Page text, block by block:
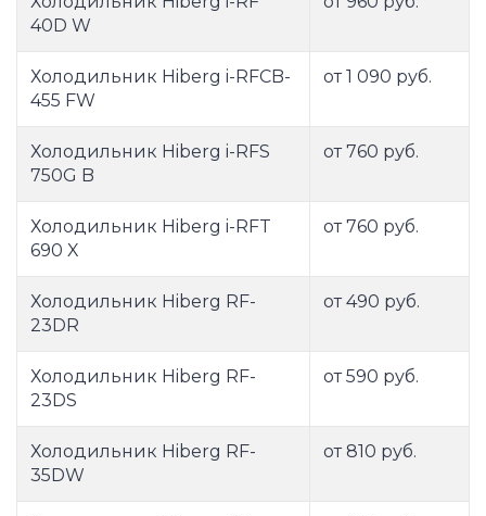
40D W
Холодильник Hiberg i-RFCB-
455 FW
от 1 090 руб.
Холодильник Hiberg i-RFS
750G B
от 760 руб.
Холодильник Hiberg i-RFT
690 X
от 760 руб.
Холодильник Hiberg RF-
23DR
от 490 руб.
Холодильник Hiberg RF-
23DS
от 590 руб.
Холодильник Hiberg RF-
35DW
от 810 руб.